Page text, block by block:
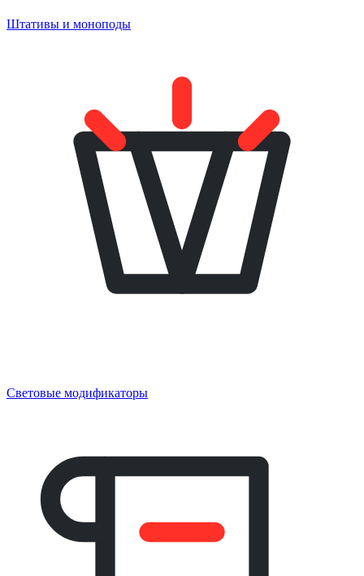
Штативы и моноподы
Световые модификаторы